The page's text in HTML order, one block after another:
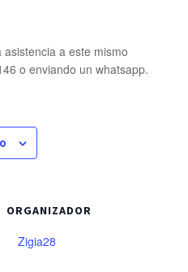
a este mismo
o enviando un whatsapp.
ORGANIZADOR
Zigia28